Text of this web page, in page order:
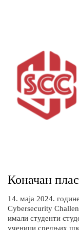
Коначан
14. маја 2024.
Cybersecurity
имали студенти
ученици средњих